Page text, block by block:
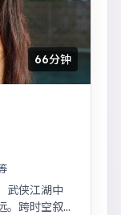
66分钟
武侠江湖中
。跨时空叙